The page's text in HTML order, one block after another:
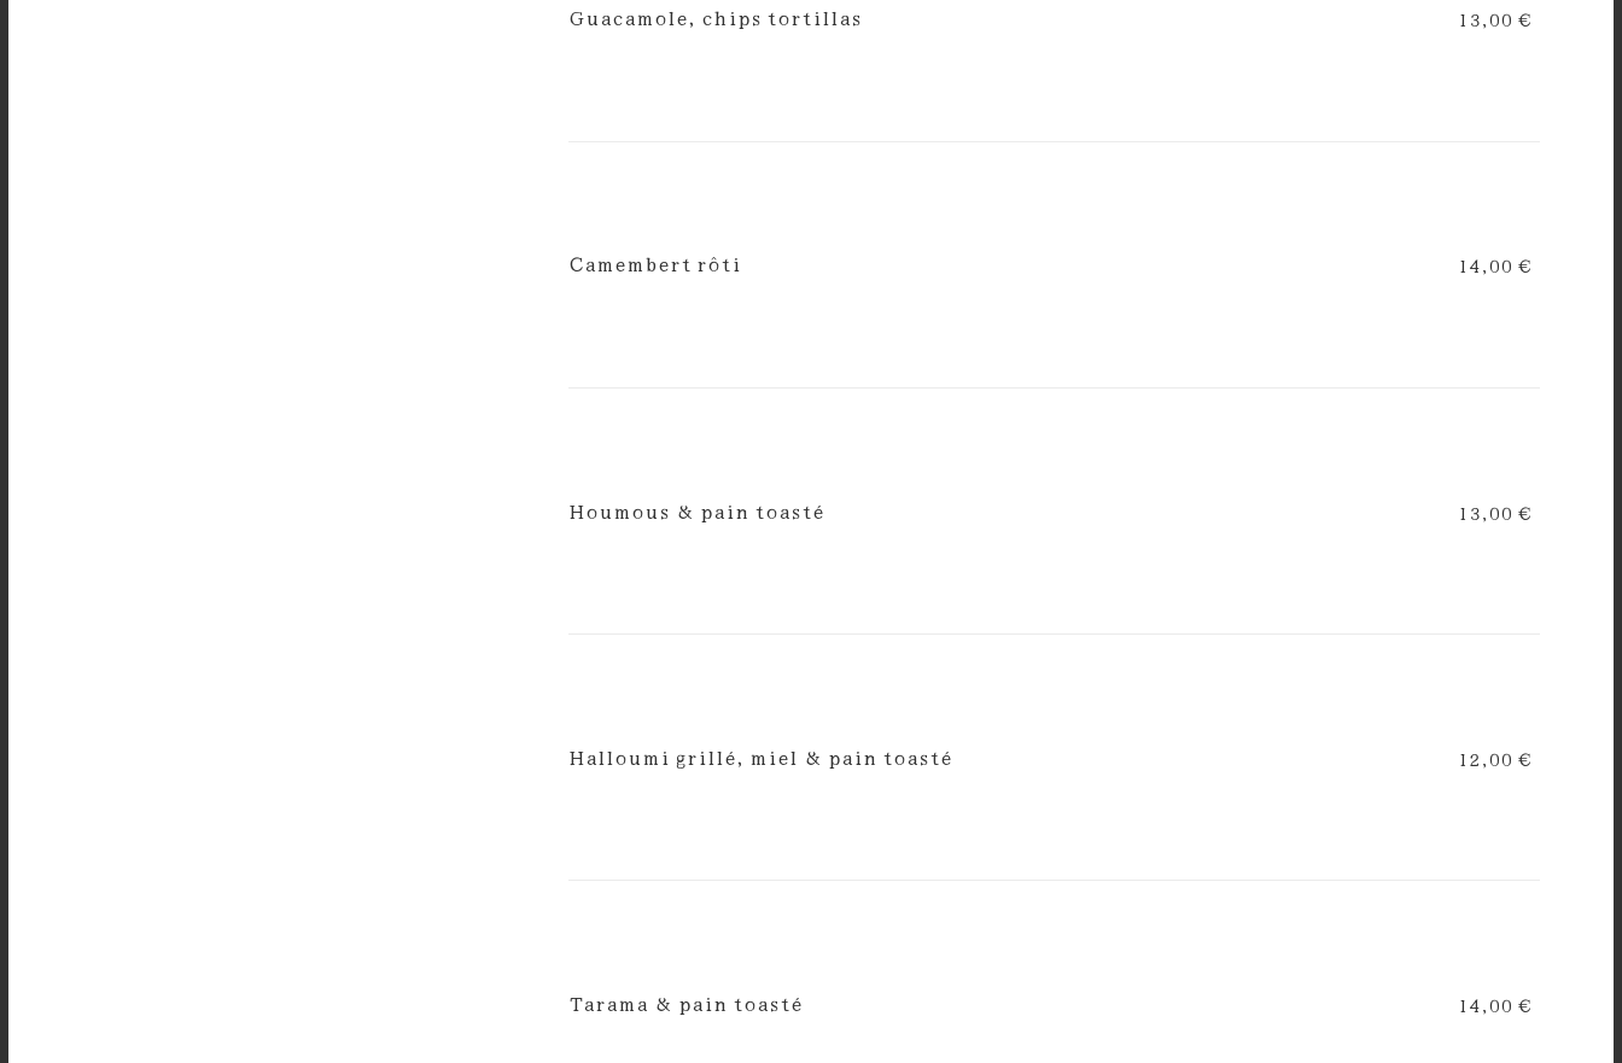
Guacamole, chips tortillas 13,00 €
Camembert rôti 14,00 €
Houmous & pain toasté 13,00 €
Halloumi grillé, miel & pain toasté 12,00 €
Tarama & pain toasté 14,00 €